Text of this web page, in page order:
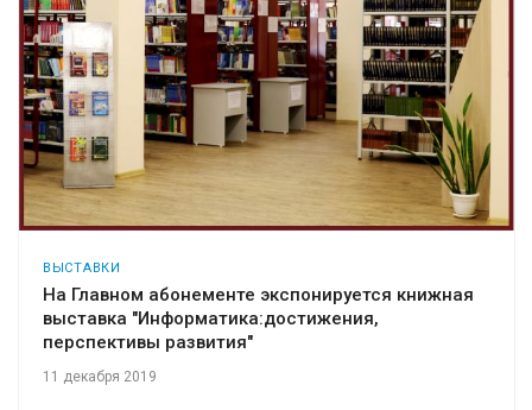
ВЫСТАВКИ
На Главном абонементе экспонируется книжная
выставка "Информатика:достижения,
перспективы развития"
11 декабря 2019